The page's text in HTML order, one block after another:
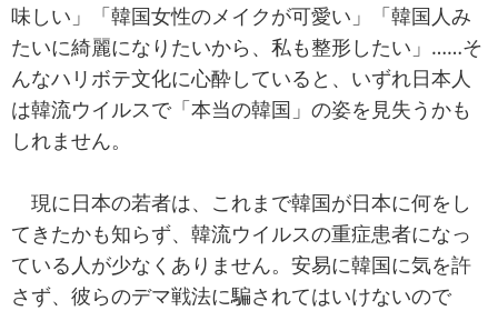
味しい」「韓国女性のメイクが可愛い」「韓国人み
たいに綺麗になりたいから、私も整形したい」……そ
んなハリボテ文化に心酔していると、いずれ日本人
は韓流ウイルスで「本当の韓国」の姿を見失うかも
しれません。
現に日本の若者は、これまで韓国が日本に何をし
てきたかも知らず、韓流ウイルスの重症患者になっ
ている人が少なくありません。安易に韓国に気を許
さず、彼らのデマ戦法に騙されてはいけないので